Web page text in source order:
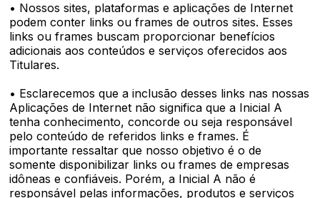
• Nossos sites, plataformas e aplicações de Internet
podem conter links ou frames de outros sites. Esses
links ou frames buscam proporcionar benefícios
adicionais aos conteúdos e serviços oferecidos aos
Titulares.
• Esclarecemos que a inclusão desses links nas nossas
Aplicações de Internet não significa que a Inicial A
tenha conhecimento, concorde ou seja responsável
pelo conteúdo de referidos links e frames. É
importante ressaltar que nosso objetivo é o de
somente disponibilizar links ou frames de empresas
idôneas e confiáveis. Porém, a Inicial A não é
responsável pelas informações, produtos e serviços